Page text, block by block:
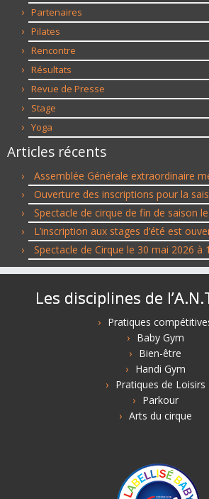
Partenaires
Pilates
Rencontre
Résultats
Revue de Presse
Stage
Yoga
Articles récents
Assemblée Générale extraordinaire
Ouverture des inscriptions pour la
Spectacle de cirque de fin de saison
L’inscription aux stages d’été est
Spectacle de Cirque le 30 mai 2026 à
Les disciplines de
Pratiques
Baby Gym
Bien-être
Handi Gym
Pratiques de Loisirs
Parkour
Arts du cirque